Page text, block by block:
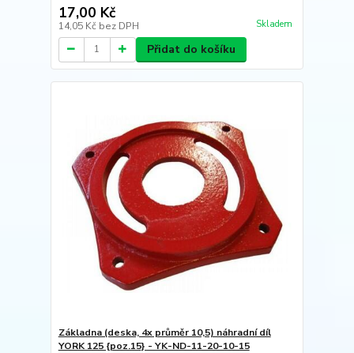
17,00 Kč
14,05 Kč bez DPH Skladem
Přidat do košíku
Základna (deska, 4x průměr 10,5) náhradní díl
YORK 125 {poz.15} - YK-ND-11-20-10-15